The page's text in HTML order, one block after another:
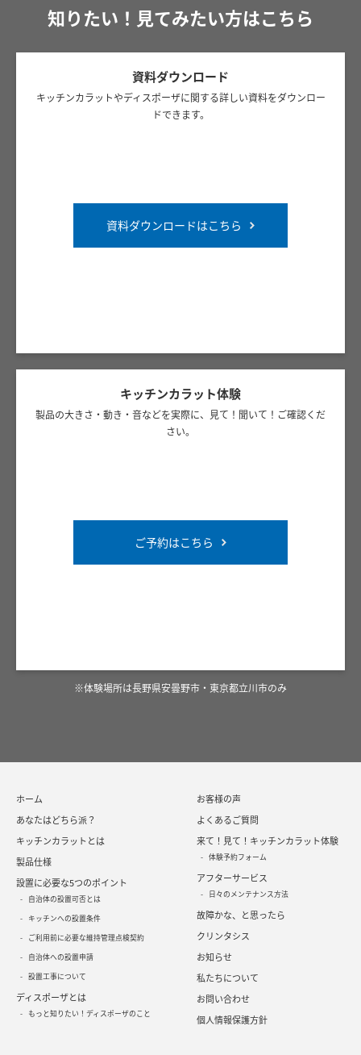
知りたい！見てみたい方はこちら
資料ダウンロード
キッチンカラットやディスポーザに関する詳しい資料をダウンロー
ドできます。
資料ダウンロードはこちら
キッチンカラット体験
製品の大きさ・動き・音などを実際に、見て！聞いて！ご確認くだ
さい。
ご予約はこちら
※体験場所は長野県安曇野市・東京都立川市のみ
ホーム
あなたはどちら派？
キッチンカラットとは
製品仕様
設置に必要な5つのポイント
自治体の設置可否とは
キッチンへの設置条件
ご利用前に必要な維持管理点検契約
自治体への設置申請
設置工事について
ディスポーザとは
もっと知りたい！ディスポーザのこと
お客様の声
よくあるご質問
来て！見て！キッチンカラット体験
体験予約フォーム
アフターサービス
日々のメンテナンス方法
故障かな、と思ったら
クリンタシス
お知らせ
私たちについて
お問い合わせ
個人情報保護方針